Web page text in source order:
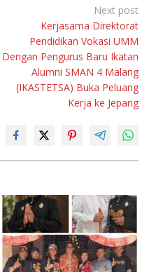
Next post
Kerjasama Direktorat
Pendidikan Vokasi UMM
Dengan Pengurus Baru Ikatan
Alumni SMAN 4 Malang
(IKASTETSA) Buka Peluang
Kerja ke Jepang